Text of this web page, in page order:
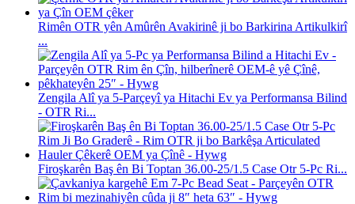
Rimên OTR yên Amûrên Avakirinê ji bo Barkirina Artikulkirî
...
Zengila Alî ya 5-Parçeyî ya Hitachi Ev ya Performansa Bilind
- OTR Ri...
Firoşkarên Baş ên Bi Toptan 36.00-25/1.5 Case Otr 5-Pc Ri...